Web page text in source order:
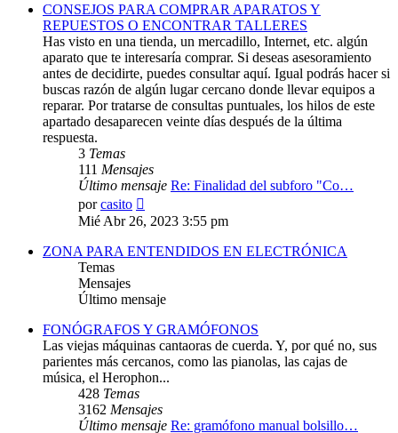
CONSEJOS PARA COMPRAR APARATOS Y
REPUESTOS O ENCONTRAR TALLERES
Has visto en una tienda, un mercadillo, Internet, etc. algún
aparato que te interesaría comprar. Si deseas asesoramiento
antes de decidirte, puedes consultar aquí. Igual podrás hacer si
buscas razón de algún lugar cercano donde llevar equipos a
reparar. Por tratarse de consultas puntuales, los hilos de este
apartado desaparecen veinte días después de la última
respuesta.
3 Temas
111 Mensajes
Último mensaje Re: Finalidad del subforo "Co…
porcasito
último
mensaje
Mié Abr 26, 2023 3:55 pm
ZONA PARA ENTENDIDOS EN ELECTRÓNICA
Temas
Mensajes
Último mensaje
FONÓGRAFOS Y GRAMÓFONOS
Las viejas máquinas cantaoras de cuerda. Y, por qué no, sus
parientes más cercanos, como las pianolas, las cajas de
música, el Herophon...
428 Temas
3162 Mensajes
Último mensaje Re: gramófono manual bolsillo…